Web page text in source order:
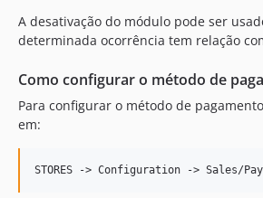
A desativação do módulo pode ser
determinada ocorrência tem relação
Como configurar o método de
Para configurar o método de
em: